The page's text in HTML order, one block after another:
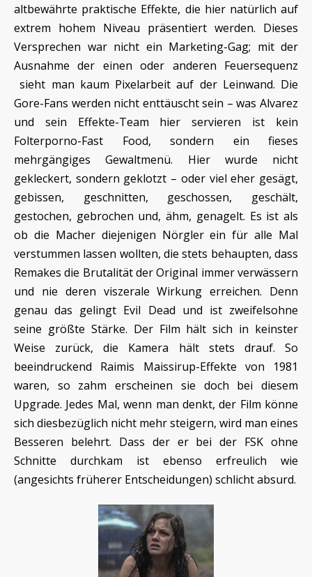
altbewährte praktische Effekte, die hier natürlich auf
extrem hohem Niveau präsentiert werden. Dieses
Versprechen war nicht ein Marketing-Gag; mit der
Ausnahme der einen oder anderen Feuersequenz
sieht man kaum Pixelarbeit auf der Leinwand. Die
Gore-Fans werden nicht enttäuscht sein – was Alvarez
und sein Effekte-Team hier servieren ist kein
Folterporno-Fast Food, sondern ein fieses
mehrgängiges Gewaltmenü. Hier wurde nicht
gekleckert, sondern geklotzt – oder viel eher gesägt,
gebissen, geschnitten, geschossen, geschält,
gestochen, gebrochen und, ähm, genagelt. Es ist als
ob die Macher diejenigen Nörgler ein für alle Mal
verstummen lassen wollten, die stets behaupten, dass
Remakes die Brutalität der Original immer verwässern
und nie deren viszerale Wirkung erreichen. Denn
genau das gelingt Evil Dead und ist zweifelsohne
seine größte Stärke. Der Film hält sich in keinster
Weise zurück, die Kamera hält stets drauf. So
beeindruckend Raimis Maissirup-Effekte von 1981
waren, so zahm erscheinen sie doch bei diesem
Upgrade. Jedes Mal, wenn man denkt, der Film könne
sich diesbezüglich nicht mehr steigern, wird man eines
Besseren belehrt. Dass der er bei der FSK ohne
Schnitte durchkam ist ebenso erfreulich wie
(angesichts früherer Entscheidungen) schlicht absurd.